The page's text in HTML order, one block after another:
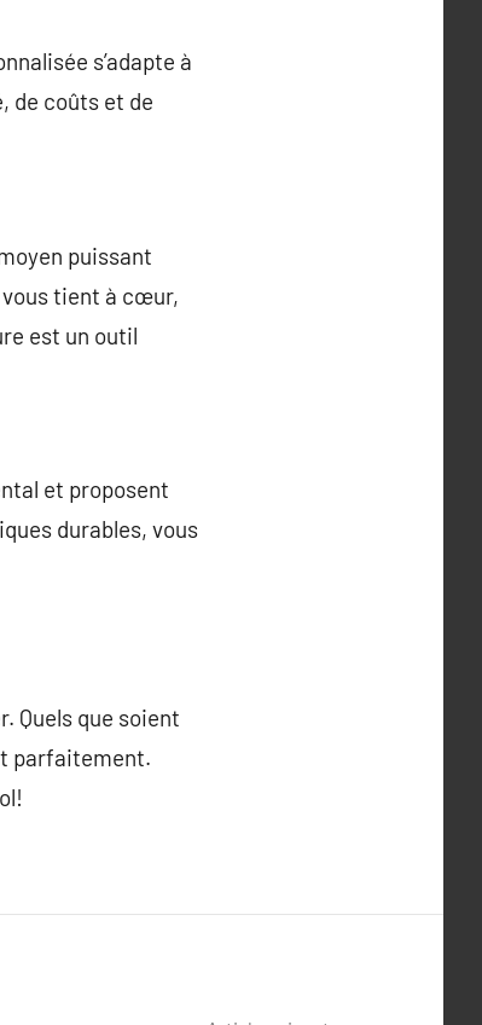
s’adapte à
de coûts et de
puissant
vous tient à cœur,
est un outil
et proposent
durables, vous
Quels que soient
parfaitement.